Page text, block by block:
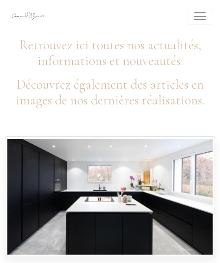
Retrouvez ici toutes nos actualités,
informations et nouveautés.
Découvrez également des articles en
images de nos dernières réalisations.